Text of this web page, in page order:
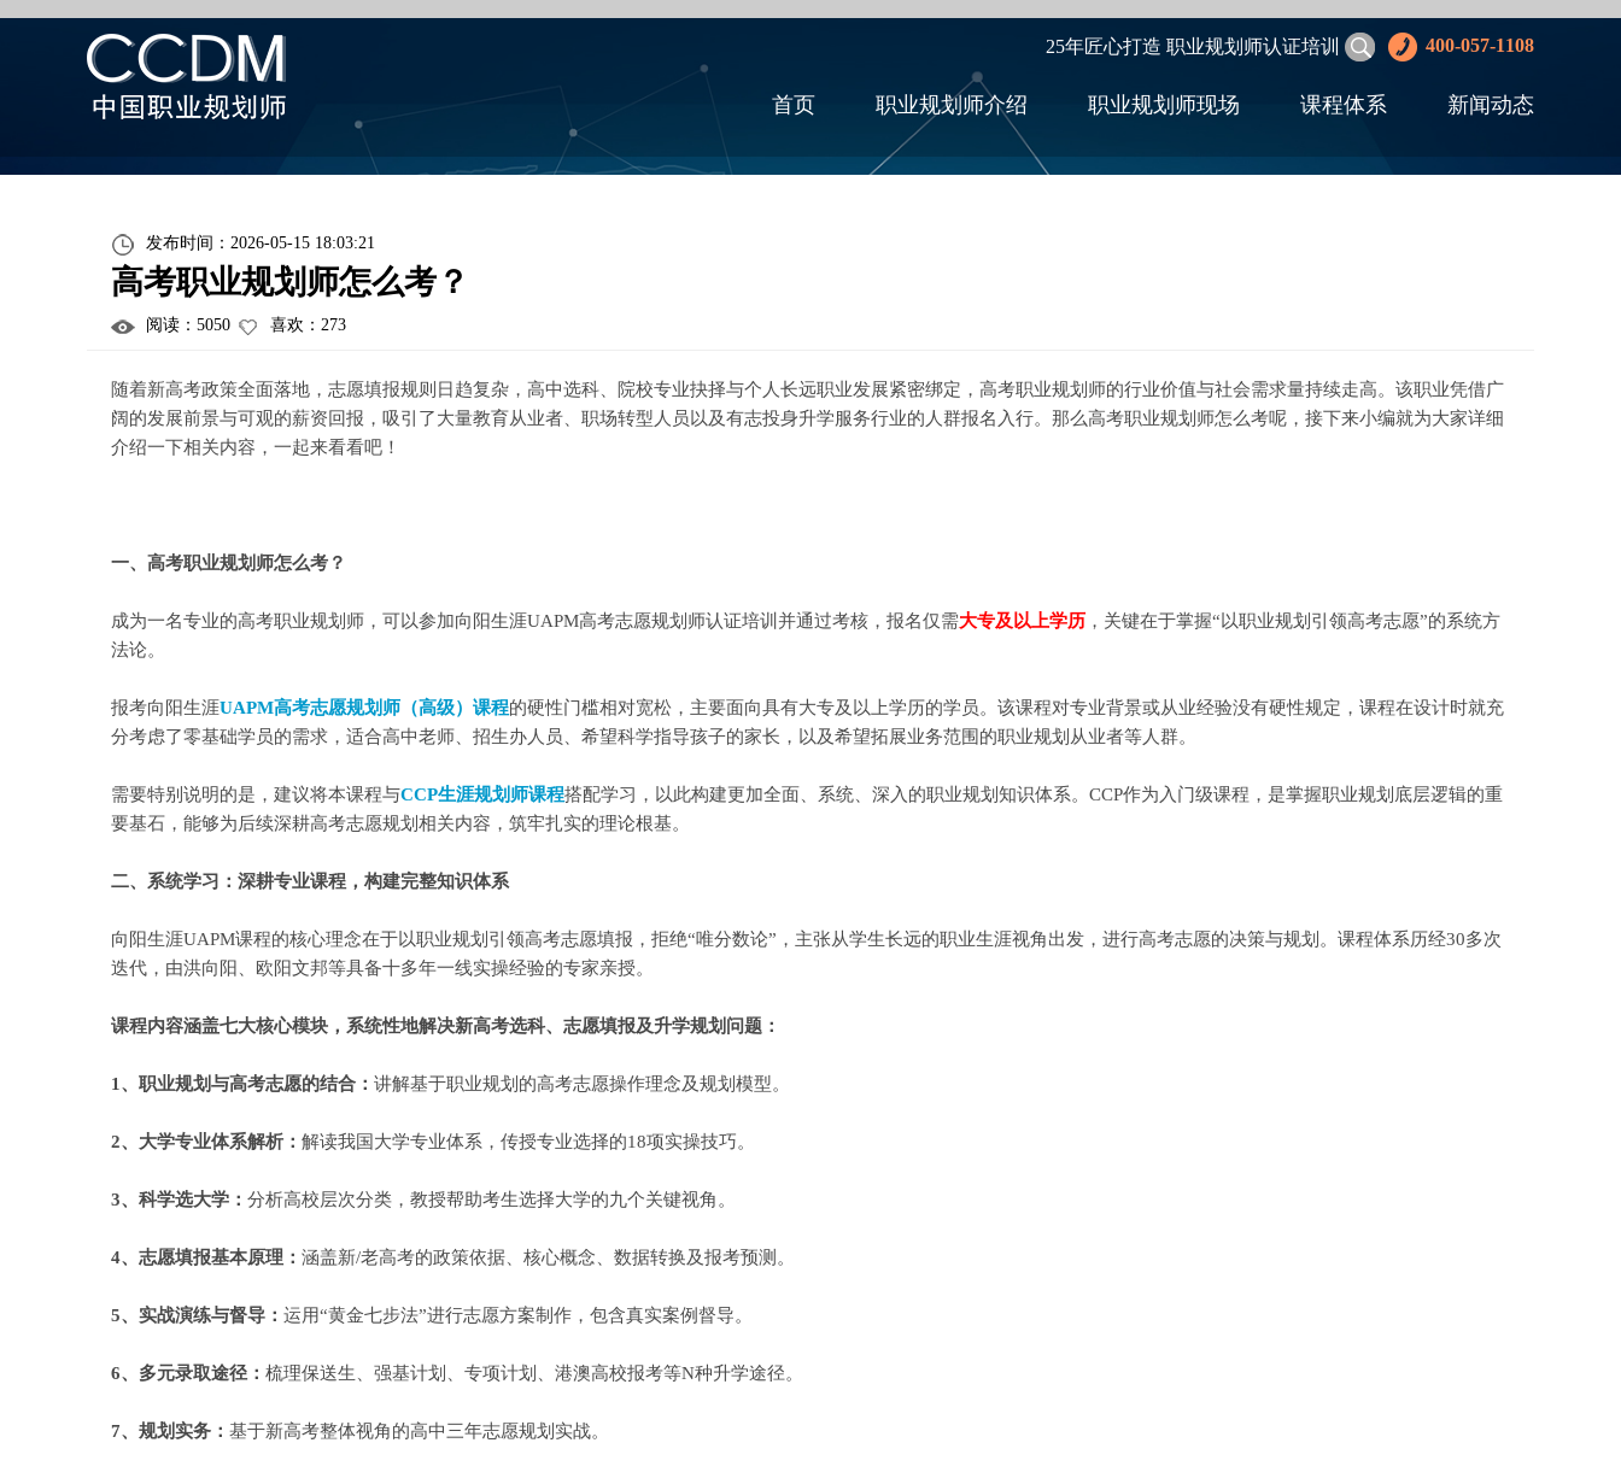
首页 职业规划师介绍 职业规划师现场 课程体系 新闻动态
25年匠心打造 职业规划师认证培训 400-057-1108
发布时间：2026-05-15 18:03:21
高考职业规划师怎么考？
阅读： 5050 喜欢： 273
随着新高考政策全面落地，志愿填报规则日趋复杂，高中选科、院校专业抉择与个人长远职业发展紧密绑定，高考职业规划师的行业价值与社会需求量持续走高。该职业凭借广
阔的发展前景与可观的薪资回报，吸引了大量教育从业者、职场转型人员以及有志投身升学服务行业的人群报名入行。那么高考职业规划师怎么考呢，接下来小编就为大家详细
介绍一下相关内容，一起来看看吧！
一、高考职业规划师怎么考？
成为一名专业的高考职业规划师，可以参加向阳生涯UAPM高考志愿规划师认证培训并通过考核，报名仅需大专及以上学历 ，关键在于掌握“以职业规划引领高考志愿”的系统方
法论。
报考向阳生涯UAPM高考志愿规划师（高级）课程的硬性门槛相对宽松，主要面向具有大专及以上学历的学员。该课程对专业背景或从业经验没有硬性规定，课程在设计时就充
分考虑了零基础学员的需求，适合高中老师、招生办人员、希望科学指导孩子的家长，以及希望拓展业务范围的职业规划从业者等人群。
需要特别说明的是，建议将本课程与CCP生涯规划师课程搭配学习，以此构建更加全面、系统、深入的职业规划知识体系。CCP作为入门级课程，是掌握职业规划底层逻辑的重
要基石，能够为后续深耕高考志愿规划相关内容，筑牢扎实的理论根基。
二、系统学习：深耕专业课程，构建完整知识体系
向阳生涯UAPM课程的核心理念在于以职业规划引领高考志愿填报，拒绝“唯分数论”，主张从学生长远的职业生涯视角出发，进行高考志愿的决策与规划。课程体系历经30多次
迭代，由洪向阳、欧阳文邦等具备十多年一线实操经验的专家亲授。
课程内容涵盖七大核心模块，系统性地解决新高考选科、志愿填报及升学规划问题：
1、职业规划与高考志愿的结合： 讲解基于职业规划的高考志愿操作理念及规划模型。
2、大学专业体系解析： 解读我国大学专业体系，传授专业选择的18项实操技巧。
3、科学选大学： 分析高校层次分类，教授帮助考生选择大学的九个关键视角。
4、志愿填报基本原理： 涵盖新/老高考的政策依据、核心概念、数据转换及报考预测。
5、实战演练与督导： 运用“黄金七步法”进行志愿方案制作，包含真实案例督导。
6、多元录取途径： 梳理保送生、强基计划、专项计划、港澳高校报考等N种升学途径。
7、规划实务： 基于新高考整体视角的高中三年志愿规划实战。